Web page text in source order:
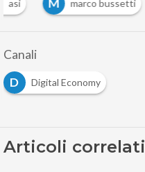
asi M marco bussetti
Canali
D
Digital Economy
Articoli correlati